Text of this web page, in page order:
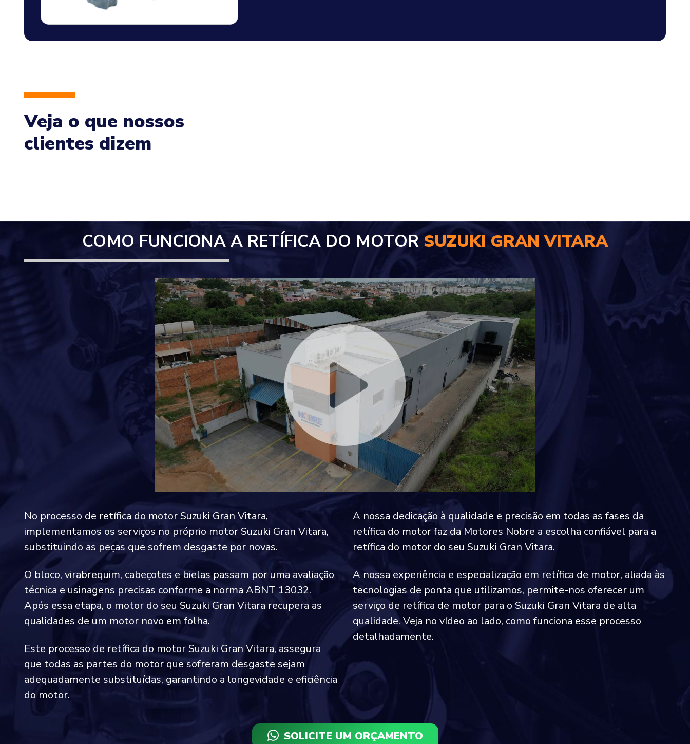
Veja o que nossos
clientes dizem
COMO FUNCIONA A RETÍFICA DO MOTOR SUZUKI GRAN VITARA
No processo de retífica do motor Suzuki Gran Vitara,
implementamos os serviços no próprio motor Suzuki Gran Vitara,
substituindo as peças que sofrem desgaste por novas.
O bloco, virabrequim, cabeçotes e bielas passam por uma avaliação
técnica e usinagens precisas conforme a norma ABNT 13032.
Após essa etapa, o motor do seu Suzuki Gran Vitara recupera as
qualidades de um motor novo em folha.
Este processo de retífica do motor Suzuki Gran Vitara, assegura
que todas as partes do motor que sofreram desgaste sejam
adequadamente substituídas, garantindo a longevidade e eficiência
do motor.
A nossa dedicação à qualidade e precisão em todas as fases da
retífica do motor faz da Motores Nobre a escolha confiável para a
retífica do motor do seu Suzuki Gran Vitara.
A nossa experiência e especialização em retífica de motor, aliada às
tecnologias de ponta que utilizamos, permite-nos oferecer um
serviço de retífica de motor para o Suzuki Gran Vitara de alta
qualidade. Veja no vídeo ao lado, como funciona esse processo
detalhadamente.
SOLICITE UM ORÇAMENTO